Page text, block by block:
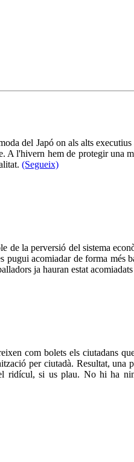
del Japó on als alts
l'hivern hem de protegir una
(Segueix)
la perversió del sistema
acomiadar de forma més
ja hauran estat
com bolets els ciutadans
per ciutadà. Resultat,
ridícul, si us plau. No hi ha